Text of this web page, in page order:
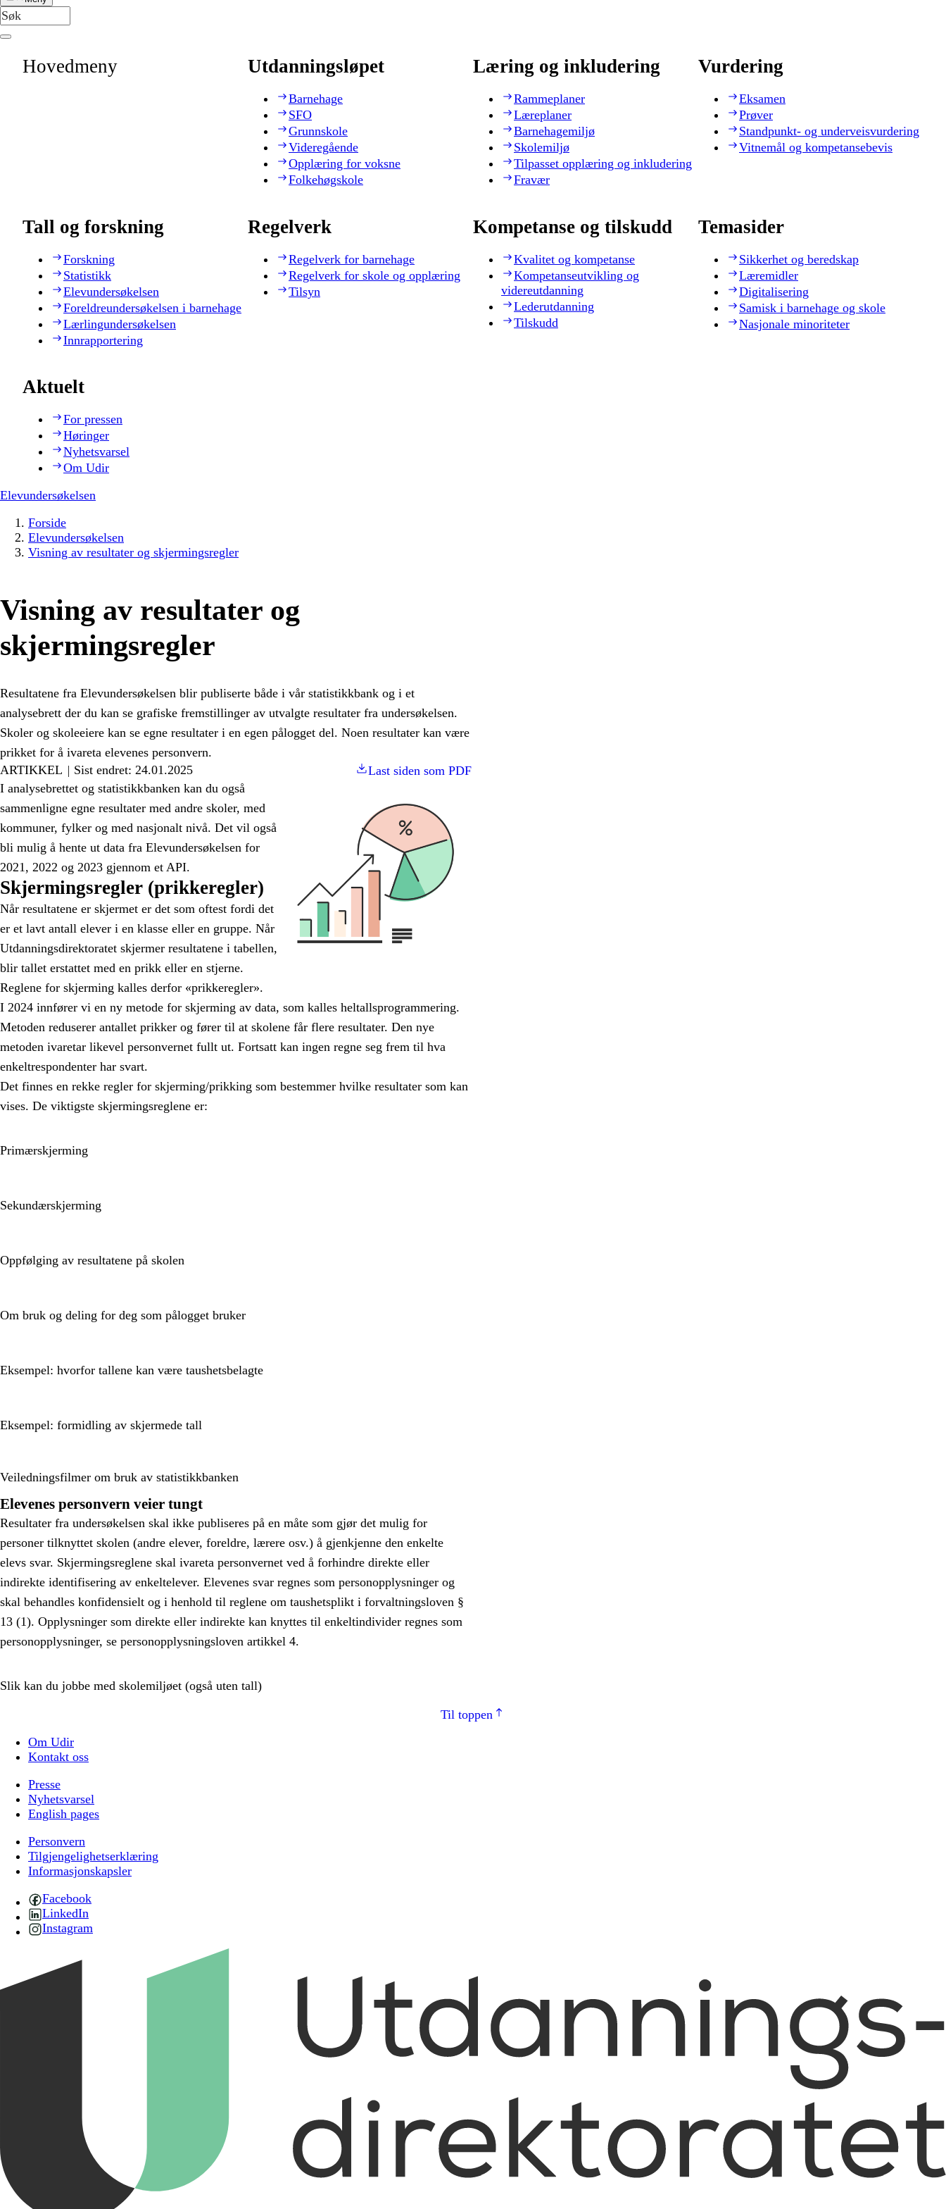
Hovedmeny Utdanningsløpet
Barnehage
SFO
Grunnskole
Videregående
Opplæring for voksne
Folkehøgskole
Læring og inkludering
Rammeplaner
Læreplaner
Barnehagemiljø
Skolemiljø
Tilpasset opplæring og inkludering
Fravær
Vurdering
Eksamen
Prøver
Standpunkt- og underveisvurdering
Vitnemål og kompetansebevis
Tall og forskning
Forskning
Statistikk
Elevundersøkelsen
Foreldreundersøkelsen i barnehage
Lærlingundersøkelsen
Innrapportering
Regelverk
Regelverk for barnehage
Regelverk for skole og opplæring
Tilsyn
Kompetanse og tilskudd
Kvalitet og kompetanse
Kompetanseutvikling og
videreutdanning
Lederutdanning
Tilskudd
Temasider
Sikkerhet og beredskap
Læremidler
Digitalisering
Samisk i barnehage og skole
Nasjonale minoriteter
Aktuelt
For pressen
Høringer
Nyhetsvarsel
Om Udir
Elevundersøkelsen
Forside
Elevundersøkelsen
Visning av resultater og skjermingsregler
Visning av resultater og
skjermingsregler
Resultatene fra Elevundersøkelsen blir publiserte både i vår statistikkbank og i et
analysebrett der du kan se grafiske fremstillinger av utvalgte resultater fra undersøkelsen.
Skoler og skoleeiere kan se egne resultater i en egen pålogget del. Noen resultater kan være
prikket for å ivareta elevenes personvern.
ARTIKKEL
Sist endret: 24.01.2025
Last siden som PDF
I analysebrettet og statistikkbanken kan du også
sammenligne egne resultater med andre skoler, med
kommuner, fylker og med nasjonalt nivå. Det vil også
bli mulig å hente ut data fra Elevundersøkelsen for
2021, 2022 og 2023 gjennom et API.
Skjermingsregler (prikkeregler)
Når resultatene er skjermet er det som oftest fordi det
er et lavt antall elever i en klasse eller en gruppe. Når
Utdanningsdirektoratet skjermer resultatene i tabellen,
blir tallet erstattet med en prikk eller en stjerne.
Reglene for skjerming kalles derfor «prikkeregler».
I 2024 innfører vi en ny metode for skjerming av data, som kalles heltallsprogrammering.
Metoden reduserer antallet prikker og fører til at skolene får flere resultater. Den nye
metoden ivaretar likevel personvernet fullt ut. Fortsatt kan ingen regne seg frem til hva
enkeltrespondenter har svart.
Det finnes en rekke regler for skjerming/prikking som bestemmer hvilke resultater som kan
vises. De viktigste skjermingsreglene er:
Primærskjerming
Sekundærskjerming
Oppfølging av resultatene på skolen
Om bruk og deling for deg som pålogget bruker
Eksempel: hvorfor tallene kan være taushetsbelagte
Eksempel: formidling av skjermede tall
Veiledningsfilmer om bruk av statistikkbanken
Elevenes personvern veier tungt
Resultater fra undersøkelsen skal ikke publiseres på en måte som gjør det mulig for
personer tilknyttet skolen (andre elever, foreldre, lærere osv.) å gjenkjenne den enkelte
elevs svar. Skjermingsreglene skal ivareta personvernet ved å forhindre direkte eller
indirekte identifisering av enkeltelever. Elevenes svar regnes som personopplysninger og
skal behandles konfidensielt og i henhold til reglene om taushetsplikt i forvaltningsloven §
13 (1). Opplysninger som direkte eller indirekte kan knyttes til enkeltindivider regnes som
personopplysninger, se personopplysningsloven artikkel 4.
Slik kan du jobbe med skolemiljøet (også uten tall)
Til toppen
Om Udir
Kontakt oss
Presse
Nyhetsvarsel
English pages
Personvern
Tilgjengelighetserklæring
Informasjonskapsler
Facebook
LinkedIn
Instagram